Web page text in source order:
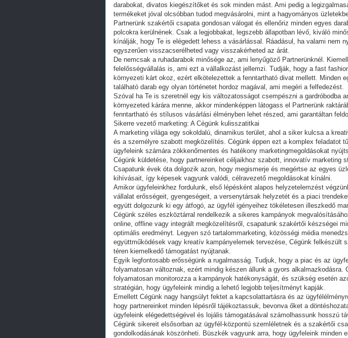
darabokat, divatos kiegészítőket és sok minden mást. Ami pedig a
termékeket jóval olcsóbban tudod megvásárolni, mint a hagyományos
Partnerünk szakértői csapata gondosan válogat és ellenőriz minden egyes
polcokra kerülnének. Csak a legjobbakat, legszebb állapotban lévő, kiváló
kínálják, hogy Te is elégedett lehess a vásárlással. Ráadásul, ha valami nem
egyszerűen visszacserélheted vagy visszakérheted az árát.
De nemcsak a ruhadarabok minősége az, ami lenyűgöző Partnerünknél.
felelősségvállalás is, ami ezt a vállalkozást jellemzi. Tudják, hogy a fast
környezeti kárt okoz, ezért elkötelezettek a fenntartható divat mellett. Minden
található darab egy olyan történetet hordoz magával, ami megéri a felfedezést.
Szóval ha Te is szeretnél egy kis változatosságot csempészni a gardróbodba
környezeted kárára menne, akkor mindenképpen látogass el Partnerünk
fenntartható és stílusos vásárlási élményben lehet részed, ami garantáltan
Sikerre vezető marketing: A Cégünk kulisszatitkai
A marketing világa egy sokoldalú, dinamikus terület, ahol a siker kulcsa a
és a személyre szabott megközelítés. Cégünk éppen ezt a komplex feladatot
ügyfeleink számára zökkenőmentes és hatékony marketingmegoldásokat
Cégünk küldetése, hogy partnereinket céljaikhoz szabott, innovatív marketing
Csapatunk évek óta dolgozik azon, hogy megismerje és megértse az egyes
kihívásait, így képesek vagyunk valódi, célravezető megoldásokat kínálni.
Amikor ügyfeleinkhez fordulunk, első lépésként alapos helyzetelemzést
vállalat erősségeit, gyengeségeit, a versenytársak helyzetét és a piaci
együtt dolgozunk ki egy átfogó, az ügyfél igényeihez tökéletesen illeszkedő
Cégünk széles eszköztárral rendelkezik a sikeres kampányok
online, offline vagy integrált megközelítésről, csapatunk szakértői készségei
optimális eredményt. Legyen szó tartalommarketing, közösségi média
együttműködések vagy kreatív kampányelemek tervezése, Cégünk felkészült
téren kiemelkedő támogatást nyújtanak.
Egyik legfontosabb erősségünk a rugalmasság. Tudjuk, hogy a piac és az
folyamatosan változnak, ezért mindig készen állunk a gyors alkalmazkodásra.
folyamatosan monitorozza a kampányok hatékonyságát, és szükség esetén
stratégián, hogy ügyfeleink mindig a lehető legjobb teljesítményt kapják.
Emellett Cégünk nagy hangsúlyt fektet a kapcsolattartásra és az
hogy partnereinket minden lépésről tájékoztassuk, bevonva őket a
ügyfeleink elégedettségével és lojális támogatásával számolhassunk hosszú
Cégünk sikereit elsősorban az ügyfél-központú szemléletnek és a szakértői
gondolkodásának köszönheti. Büszkék vagyunk arra, hogy ügyfeleink minden